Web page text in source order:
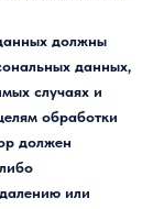
должны
данных,
случаях и
обработки
должен
или